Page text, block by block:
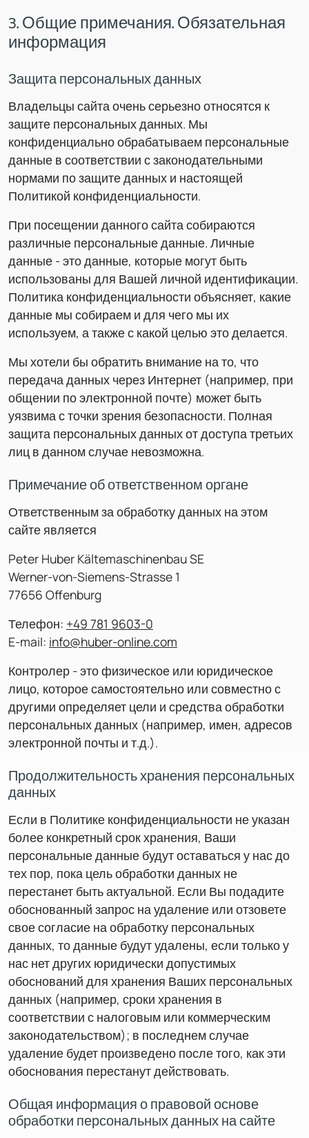
3. Общие примечания. Обязательная
информация
Защита персональных данных
Владельцы сайта очень серьезно относятся к
защите персональных данных. Мы
конфиденциально обрабатываем персональные
данные в соответствии с законодательными
нормами по защите данных и настоящей
Политикой конфиденциальности.
При посещении данного сайта собираются
различные персональные данные. Личные
данные - это данные, которые могут быть
использованы для Вашей личной идентификации.
Политика конфиденциальности объясняет, какие
данные мы собираем и для чего мы их
используем, а также с какой целью это делается.
Мы хотели бы обратить внимание на то, что
передача данных через Интернет (например, при
общении по электронной почте) может быть
уязвима с точки зрения безопасности. Полная
защита персональных данных от доступа третьих
лиц в данном случае невозможна.
Примечание об ответственном органе
Ответственным за обработку данных на этом
сайте является
Peter Huber Kältemaschinenbau SE
Werner-von-Siemens-Strasse 1
77656 Offenburg
Телефон: +49 781 9603-0
E-mail: info@huber-online.com
Контролер - это физическое или юридическое
лицо, которое самостоятельно или совместно с
другими определяет цели и средства обработки
персональных данных (например, имен, адресов
электронной почты и т.д.).
Продолжительность хранения персональных
данных
Если в Политике конфиденциальности не указан
более конкретный срок хранения, Ваши
персональные данные будут оставаться у нас до
тех пор, пока цель обработки данных не
перестанет быть актуальной. Если Вы подадите
обоснованный запрос на удаление или отзовете
свое согласие на обработку персональных
данных, то данные будут удалены, если только у
нас нет других юридически допустимых
обоснований для хранения Ваших персональных
данных (например, сроки хранения в
соответствии с налоговым или коммерческим
законодательством); в последнем случае
удаление будет произведено после того, как эти
обоснования перестанут действовать.
Общая информация о правовой основе
обработки персональных данных на сайте